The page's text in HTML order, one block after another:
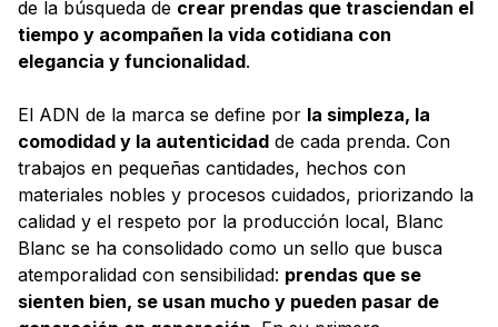
de la búsqueda de crear prendas que trasciendan el
tiempo y acompañen la vida cotidiana con
elegancia y funcionalidad.
El ADN de la marca se define por la simpleza, la
comodidad y la autenticidad de cada prenda. Con
trabajos en pequeñas cantidades, hechos con
materiales nobles y procesos cuidados, priorizando la
calidad y el respeto por la producción local, Blanc
Blanc se ha consolidado como un sello que busca
atemporalidad con sensibilidad: prendas que se
sienten bien, se usan mucho y pueden pasar de